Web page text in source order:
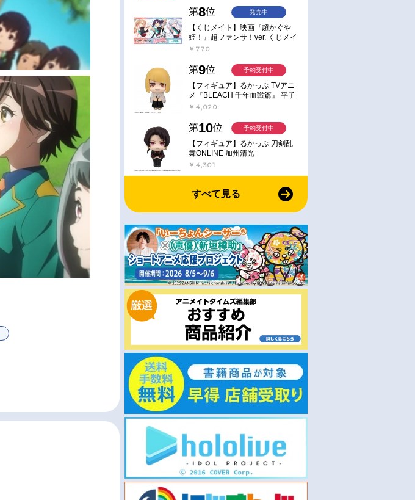
第8位
【くじメイト】映画『超かぐや
姫！』超ファンサ！ver. くじメイ
ト
￥770
発売中
第9位
【フィギュア】るかっぷ TVアニ
メ『BLEACH 千年血戦篇』 平子
真子
￥4,020
予約受付中
第10位
【フィギュア】るかっぷ 刀剣乱
舞ONLINE 加州清光
￥4,301
予約受付中
すべて見る